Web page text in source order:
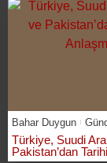
Bahar Duygun
Türkiye, Suudi
Pakistan’dan